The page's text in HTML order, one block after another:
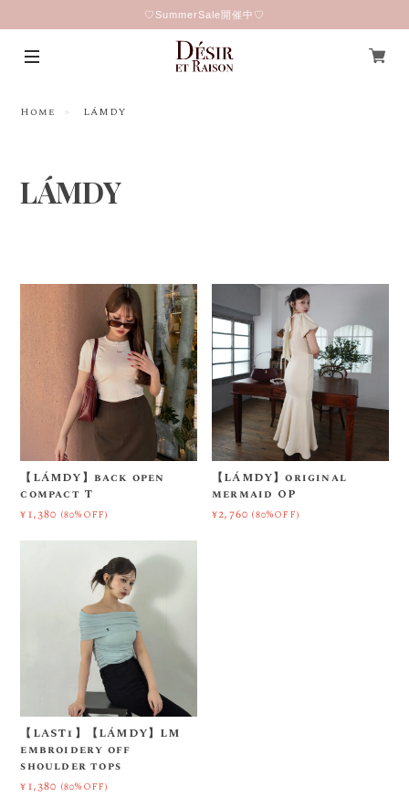
♡SummerSale開催中♡
Home LÁMDY
LÁMDY
【LÁMDY】back open
compact T
¥1,380 (80%OFF)
【LÁMDY】original
mermaid OP
¥2,760 (80%OFF)
【LAST1】【LÁMDY】LM
embroidery off
shoulder tops
¥1,380 (80%OFF)